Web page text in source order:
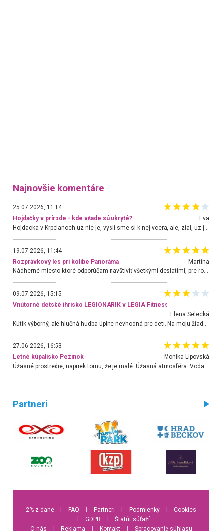
Najnovšie komentáre
25.07.2026, 11:14
Hojdačky v prírode - kde všade sú ukryté?
Eva
Hojdacka v Krpelanoch uz nie je, vysli sme si k nej vcera, ale, zial, uz je znicena. Ak sem planujete cestu len kvoli hojdacke, mozete si ju usetrit. Krasny vyhlad je tu vsak aj bez hojdacky :-)
19.07.2026, 11:44
Rozprávkový les pri kolibe Panoráma
Martina
Nádherné miesto ktoré odporúčam navštíviť všetkými desiatimi, pre rodiny s deťmi, dôchodcom... Proste a jednoducho ozaj rozprávkový les.. určite ešte prídeme. Odniesli sme si na pamiatku krásne tričká,
09.07.2026, 15:15
Vnútorné detské ihrisko LEGIONARIK v LEGIA Fitness
Elena Selecká
27.06.2026, 16:53
Letné kúpalisko Pezinok
. Monika Lipovská
Úžasné prostredie, napriek tomu, že je malé. Úžasná atmosféra. Voda fantastická a nádherná. Ľudí je pomerne veľa, ale su mili a ohľaduplní. Je veľmi zaujímavé sledovať, ako dokážu spolu športovať cudzí ľudia a bez ohľadu na vek. Vládne tu pohoda. Vnuka neviem dostať z vody. Ďakujem za krásny deň . Urcite sa sem vrátim. Jediný problém je s parkovaním, ale aj ten sa mi podarilo vyriešiť. Monika Bratislava
Partneri
2% z dane FAQ Partneri Podmienky
Cookies
GDPR
Štatút súťaží
O nás
Reklama Kontakt Spracovanie súhlasu